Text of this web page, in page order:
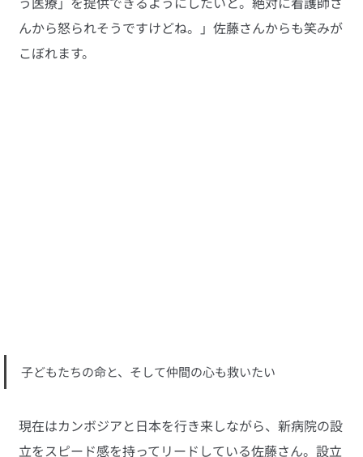
んから怒られそうですけどね。」佐藤さんからも笑みが
こぼれます。
子どもたちの命と、そして仲間の心も救いたい
現在はカンボジアと日本を行き来しながら、新病院の設
立をスピード感を持ってリードしている佐藤さん。設立